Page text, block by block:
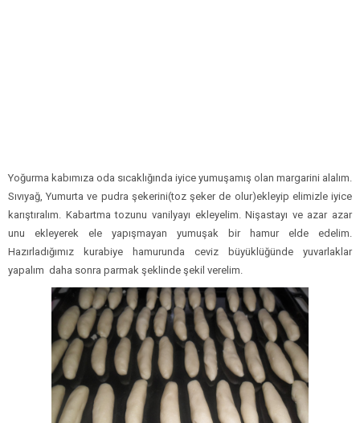
Yoğurma kabımıza oda sıcaklığında iyice yumuşamış olan margarini alalım.
Sıvıyağ, Yumurta ve pudra şekerini(toz şeker de olur)ekleyip elimizle iyice
karıştıralım. Kabartma tozunu vanilyayı ekleyelim. Nişastayı ve azar azar
unu ekleyerek ele yapışmayan yumuşak bir hamur elde edelim.
Hazırladığımız kurabiye hamurunda ceviz büyüklüğünde yuvarlaklar
yapalım daha sonra parmak şeklinde şekil verelim.